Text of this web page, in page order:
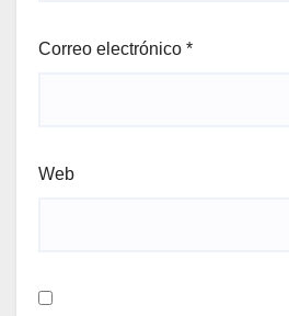
Correo electrónico *
Web